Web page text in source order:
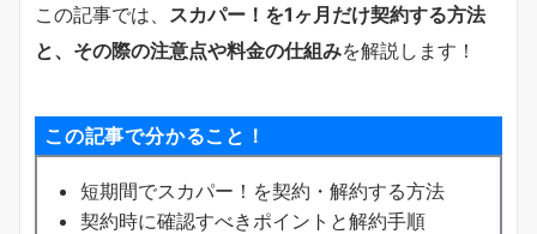
この記事では、 スカパー！を1ヶ月だけ契約する方法
と、その際の注意点や料金の仕組みを解説します！
この記事で分かること！
短期間でスカパー！を契約・解約する方法
契約時に確認すべきポイントと解約手順